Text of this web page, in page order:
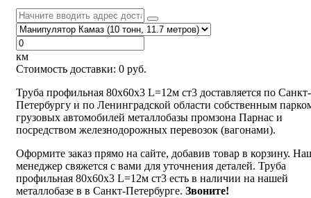
км
Стоимость доставки: 0 руб.
Труба профильная 80х60х3 L=12м ст3 доставляется по Санкт-
Петербургу и по Ленинградской области собственным
грузовых автомобилей металлобазы промзона Парнас и
посредством железнодорожных перевозок (вагонами).
Оформите заказ прямо на сайте, добавив товар в корзину.
менеджер свяжется с вами для уточнения деталей. Труба
профильная 80х60х3 L=12м ст3 есть в наличии на нашей
металлобазе в в Санкт-Петербурге. Звоните!